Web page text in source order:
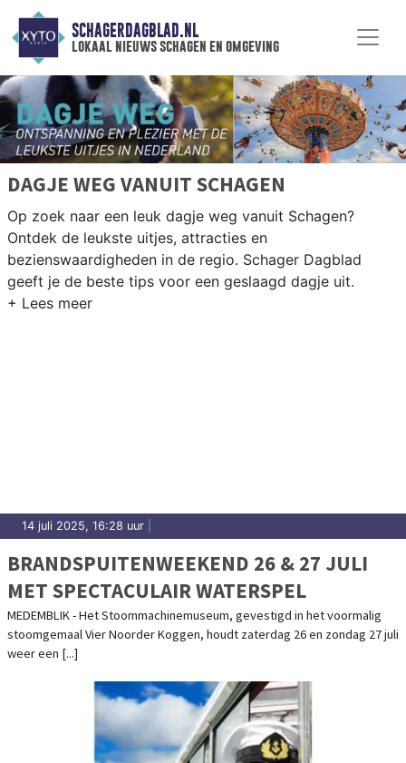
SCHAGERDAGBLAD.NL
lokaal nieuws schagen en omgeving
DAGJE WEG VANUIT SCHAGEN
Op zoek naar een leuk dagje weg vanuit Schagen?
Ontdek de leukste uitjes, attracties en
bezienswaardigheden in de regio. Schager Dagblad
geeft je de beste tips voor een geslaagd dagje uit.
14 juli 2025, 16:28 uur
BRANDSPUITENWEEKEND 26 & 27 JULI
MET SPECTACULAIR WATERSPEL
MEDEMBLIK - Het Stoommachinemuseum, gevestigd in het voormalig
stoomgemaal Vier Noorder Koggen, houdt zaterdag 26 en zondag 27 juli
weer een [...]